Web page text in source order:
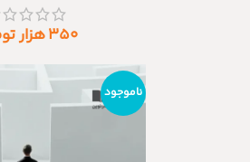
۳۵۰هزار
ناموجود